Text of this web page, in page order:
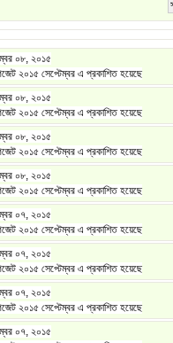
০৮, ২০১৫
২০১৫ সেপ্টেম্বর এ প্রকাশিত হয়েছে
০৮, ২০১৫
২০১৫ সেপ্টেম্বর এ প্রকাশিত হয়েছে
০৮, ২০১৫
২০১৫ সেপ্টেম্বর এ প্রকাশিত হয়েছে
০৮, ২০১৫
২০১৫ সেপ্টেম্বর এ প্রকাশিত হয়েছে
০৭, ২০১৫
২০১৫ সেপ্টেম্বর এ প্রকাশিত হয়েছে
০৭, ২০১৫
২০১৫ সেপ্টেম্বর এ প্রকাশিত হয়েছে
০৭, ২০১৫
২০১৫ সেপ্টেম্বর এ প্রকাশিত হয়েছে
০৭, ২০১৫